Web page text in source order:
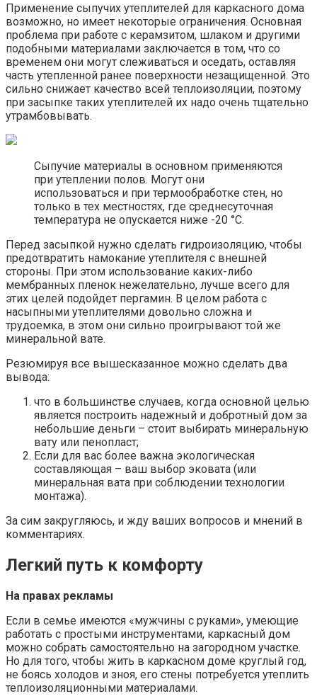
Применение сыпучих утеплителей для каркасного дома
возможно, но имеет некоторые ограничения. Основная
проблема при работе с керамзитом, шлаком и другими
подобными материалами заключается в том, что со
временем они могут слеживаться и оседать, оставляя
часть утепленной ранее поверхности незащищенной. Это
сильно снижает качество всей теплоизоляции, поэтому
при засыпке таких утеплителей их надо очень тщательно
утрамбовывать.
Сыпучие материалы в основном применяются
при утеплении полов. Могут они
использоваться и при термообработке стен, но
только в тех местностях, где среднесуточная
температура не опускается ниже -20 °C.
Перед засыпкой нужно сделать гидроизоляцию, чтобы
предотвратить намокание утеплителя с внешней
стороны. При этом использование каких-либо
мембранных пленок нежелательно, лучше всего для
этих целей подойдет пергамин. В целом работа с
насыпными утеплителями довольно сложна и
трудоемка, в этом они сильно проигрывают той же
минеральной вате.
Резюмируя все вышесказанное можно сделать два
вывода:
что в большинстве случаев, когда основной целью
является построить надежный и добротный дом за
небольшие деньги – стоит выбирать минеральную
вату или пенопласт;
Если для вас более важна экологическая
составляющая – ваш выбор эковата (или
минеральная вата при соблюдении технологии
монтажа).
За сим закругляюсь, и жду ваших вопросов и мнений в
комментариях.
Легкий путь к комфорту
На правах рекламы
Если в семье имеются «мужчины с руками», умеющие
работать с простыми инструментами, каркасный дом
можно собрать самостоятельно на загородном участке.
Но для того, чтобы жить в каркасном доме круглый год,
не боясь холодов и зноя, его стены потребуется утеплить
теплоизоляционными материалами.